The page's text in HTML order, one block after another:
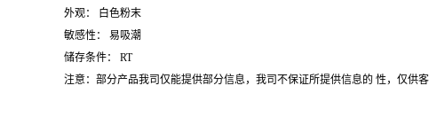
外观： 白色粉末
敏感性： 易吸潮
储存条件： RT
注意：部分产品我司仅能提供部分信息，我司不保证所提供信息的 性，仅供客